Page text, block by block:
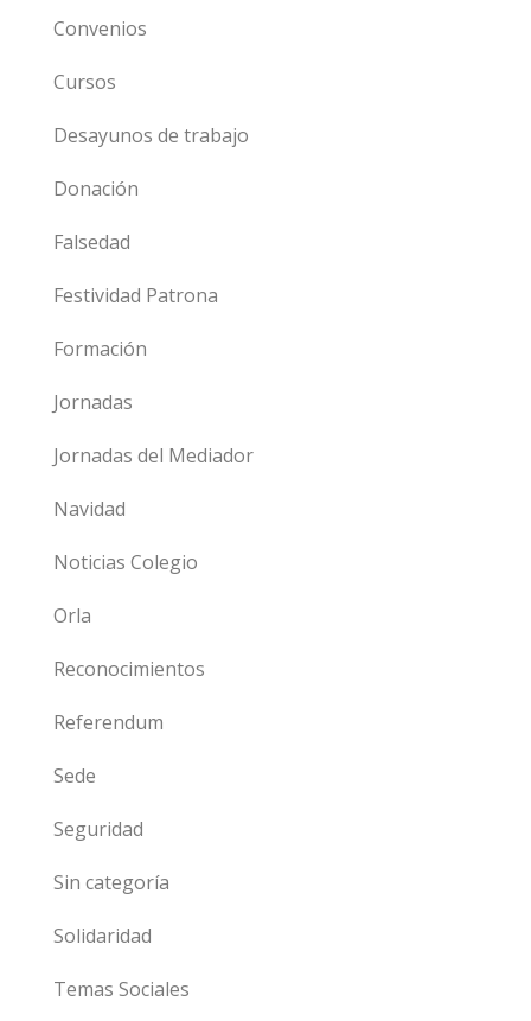
Convenios
Cursos
Desayunos de trabajo
Donación
Falsedad
Festividad Patrona
Formación
Jornadas
Jornadas del Mediador
Navidad
Noticias Colegio
Orla
Reconocimientos
Referendum
Sede
Seguridad
Sin categoría
Solidaridad
Temas Sociales